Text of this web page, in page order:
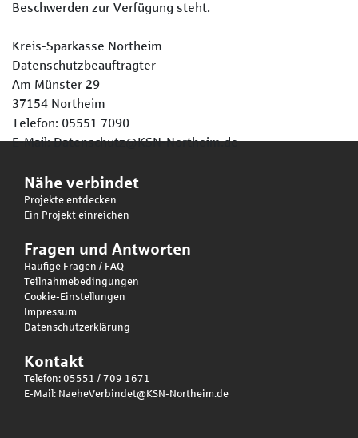
Beschwerden zur Verfügung steht.
Kreis-Sparkasse Northeim
Datenschutzbeauftragter
Am Münster 29
37154 Northeim
Telefon: 05551 7090
E-Mail: Datenschutz@KSN-Northeim.de
Nähe verbindet
Projekte entdecken
Ein Projekt einreichen
Fragen und Antworten
Häufige Fragen / FAQ
Teilnahmebedingungen
Cookie-Einstellungen
Impressum
Datenschutzerklärung
Kontakt
Telefon: 05551 / 709 1671
E-Mail: NaeheVerbindet@KSN-Northeim.de